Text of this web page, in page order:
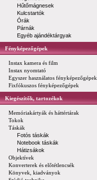
Hűtőmágnesek
Kulcstartók
Órák
Párnák
Egyéb ajándéktárgyak
Fényképezőgépek
Instax kamera és film
Instax nyomtató
Egyszer használatos fényképezőgépek
Fixfókuszos fényképezőgépek
Kiegészítők, tartozékok
Memóriakártyák és háttértárak
Tokok
Táskák
Fotós táskák
Notebook táskák
Hátizsákok
Objektívek
Konverterek és előtétlencsék
Könyvek, kiadványok